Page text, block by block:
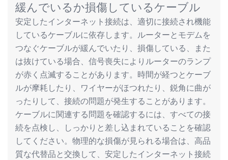
緩んでいるか損傷しているケーブル
安定したインターネット接続は、適切に接続され機能
しているケーブルに依存します。ルーターとモデムを
つなぐケーブルが緩んでいたり、損傷している、また
は抜けている場合、信号喪失によりルーターのランプ
が赤く点滅することがあります。時間が経つとケーブ
ルが摩耗したり、ワイヤーがほつれたり、鋭角に曲が
ったりして、接続の問題が発生することがあります。
ケーブルに関連する問題を確認するには、すべての接
続を点検し、しっかりと差し込まれていることを確認
してください。物理的な損傷が見られる場合は、高品
質な代替品と交換して、安定したインターネット接続